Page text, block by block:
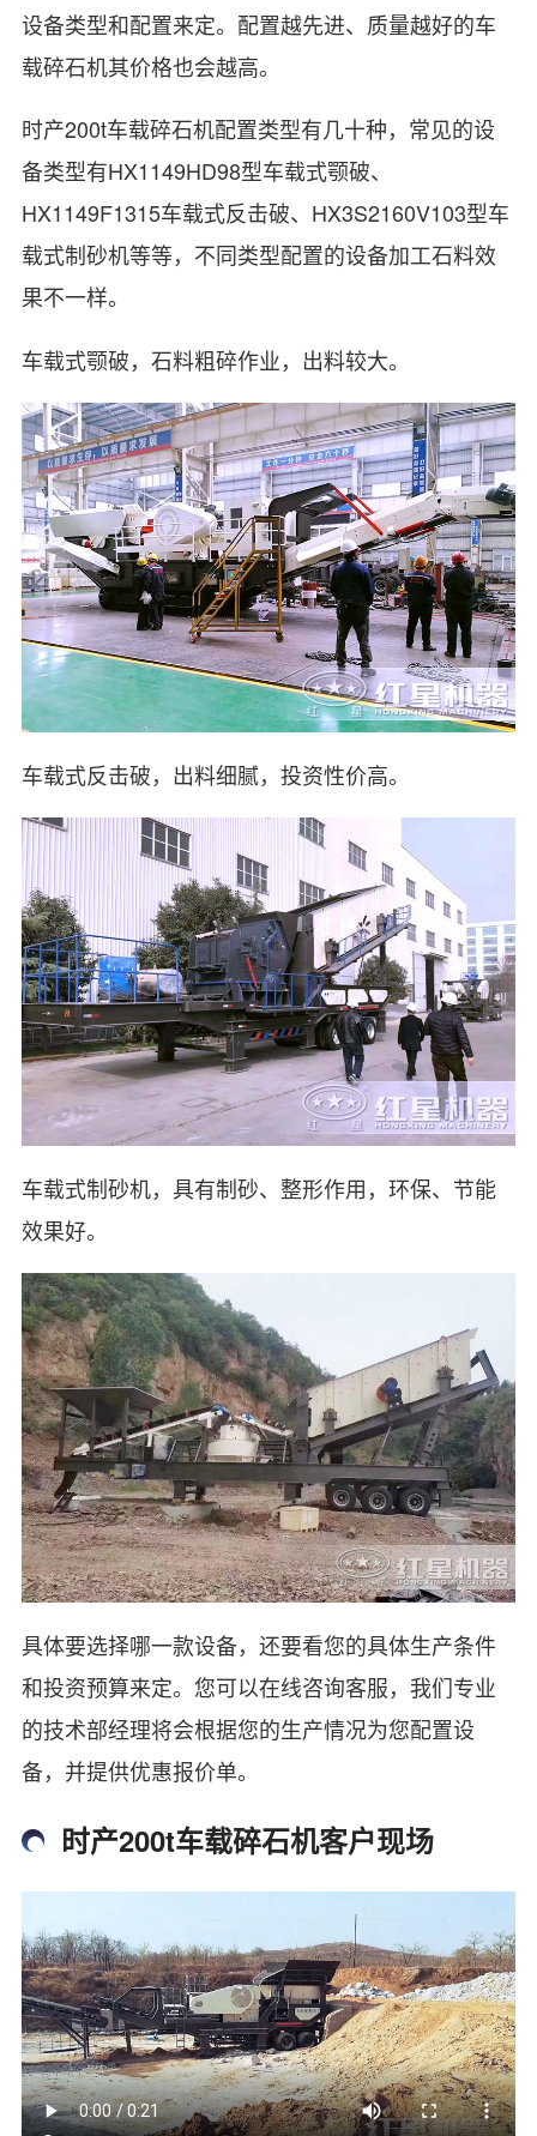
设备类型和配置来定。配置越先进、质量越好的车
载碎石机其价格也会越高。
时产200t车载碎石机配置类型有几十种，常见的设
备类型有HX1149HD98型车载式颚破、
HX1149F1315车载式反击破、HX3S2160V103型车
载式制砂机等等，不同类型配置的设备加工石料效
果不一样。
车载式颚破，石料粗碎作业，出料较大。
车载式反击破，出料细腻，投资性价高。
车载式制砂机，具有制砂、整形作用，环保、节能
效果好。
具体要选择哪一款设备，还要看您的具体生产条件
和投资预算来定。您可以在线咨询客服，我们专业
的技术部经理将会根据您的生产情况为您配置设
备，并提供优惠报价单。
时产200t车载碎石机客户现场